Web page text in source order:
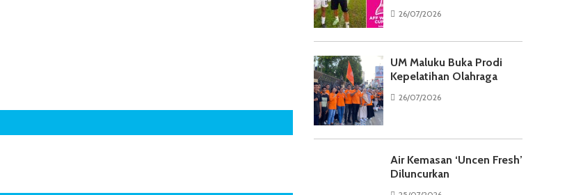
26/07/2026
UM Maluku Buka Prodi
Kepelatihan Olahraga
26/07/2026
Air Kemasan ‘Uncen Fresh’
Diluncurkan